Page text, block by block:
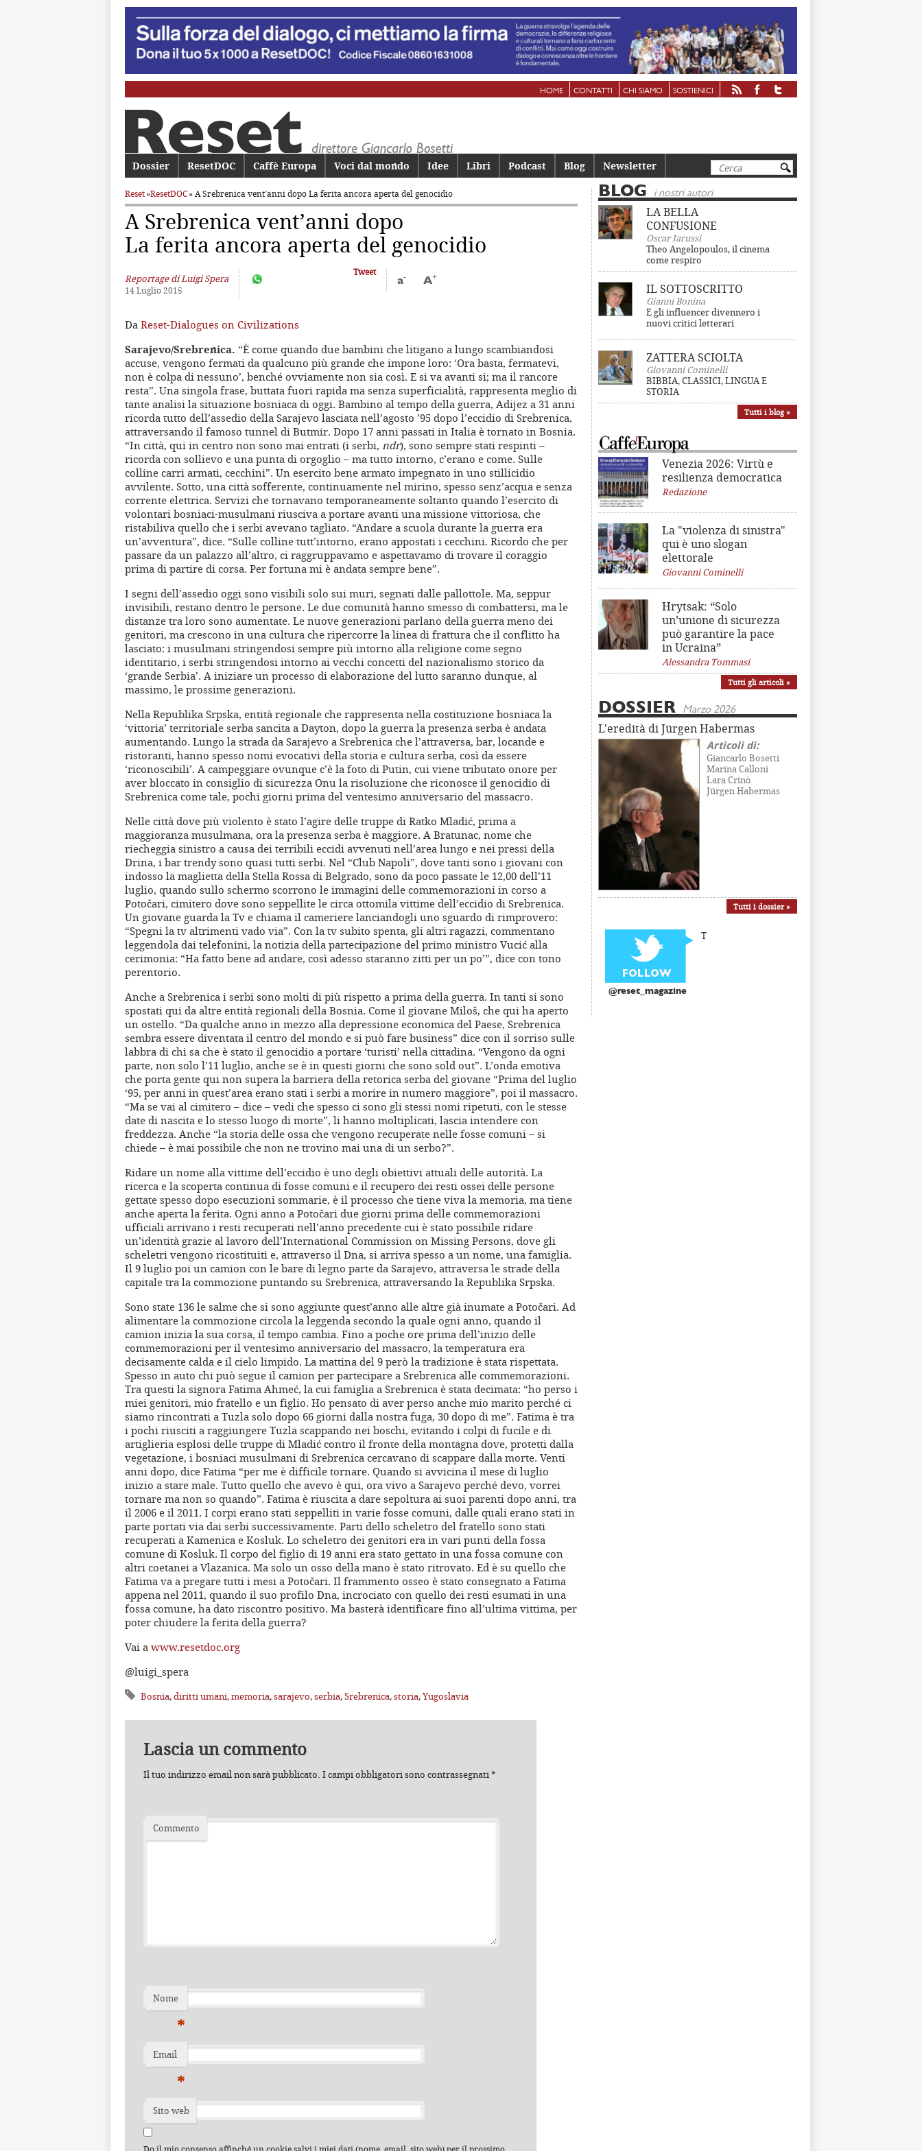
HOME CONTATTI CHI SIAMO SOSTIENICI
Cerca
Menu principale
Vai al contenuto principale
Vai al contenuto secondario
Dossier ResetDOC Caffè Europa Voci dal mondo Idee Libri Podcast Blog Newsletter
Reset»ResetDOC» A Srebrenica vent’anni dopoLa ferita ancora aperta del genocidio
A Srebrenica vent’anni dopo
La ferita ancora aperta del genocidio
Reportage di Luigi Spera
14 Luglio 2015
Tweet
a- A+
Da Reset-Dialogues on Civilizations
Sarajevo/Srebrenica. “È come quando due bambini che litigano a lungo scambiandosi
accuse, vengono fermati da qualcuno più grande che impone loro: ‘Ora basta, fermatevi,
non è colpa di nessuno’, benché ovviamente non sia così. E si va avanti si; ma il rancore
resta”. Una singola frase, buttata fuori rapida ma senza superficialità, rappresenta meglio di
tante analisi la situazione bosniaca di oggi. Bambino al tempo della guerra, Adijez a 31 anni
ricorda tutto dell’assedio della Sarajevo lasciata nell’agosto ’95 dopo l’eccidio di Srebrenica,
attraversando il famoso tunnel di Butmir. Dopo 17 anni passati in Italia è tornato in Bosnia.
“In città, qui in centro non sono mai entrati (i serbi, ndr), sono sempre stati respinti –
ricorda con sollievo e una punta di orgoglio – ma tutto intorno, c’erano e come. Sulle
colline carri armati, cecchini”. Un esercito bene armato impegnato in uno stillicidio
avvilente. Sotto, una città sofferente, continuamente nel mirino, spesso senz’acqua e senza
corrente elettrica. Servizi che tornavano temporaneamente soltanto quando l’esercito di
volontari bosniaci-musulmani riusciva a portare avanti una missione vittoriosa, che
ristabiliva quello che i serbi avevano tagliato. “Andare a scuola durante la guerra era
un’avventura”, dice. “Sulle colline tutt’intorno, erano appostati i cecchini. Ricordo che per
passare da un palazzo all’altro, ci raggruppavamo e aspettavamo di trovare il coraggio
prima di partire di corsa. Per fortuna mi è andata sempre bene”.
I segni dell’assedio oggi sono visibili solo sui muri, segnati dalle pallottole. Ma, seppur
invisibili, restano dentro le persone. Le due comunità hanno smesso di combattersi, ma le
distanze tra loro sono aumentate. Le nuove generazioni parlano della guerra meno dei
genitori, ma crescono in una cultura che ripercorre la linea di frattura che il conflitto ha
lasciato: i musulmani stringendosi sempre più intorno alla religione come segno
identitario, i serbi stringendosi intorno ai vecchi concetti del nazionalismo storico da
‘grande Serbia’. A iniziare un processo di elaborazione del lutto saranno dunque, al
massimo, le prossime generazioni.
Nella Republika Srpska, entità regionale che rappresenta nella costituzione bosniaca la
‘vittoria’ territoriale serba sancita a Dayton, dopo la guerra la presenza serba è andata
aumentando. Lungo la strada da Sarajevo a Srebrenica che l’attraversa, bar, locande e
ristoranti, hanno spesso nomi evocativi della storia e cultura serba, così da essere
‘riconoscibili’. A campeggiare ovunque c’è la foto di Putin, cui viene tributato onore per
aver bloccato in consiglio di sicurezza Onu la risoluzione che riconosce il genocidio di
Srebrenica come tale, pochi giorni prima del ventesimo anniversario del massacro.
Nelle città dove più violento è stato l’agire delle truppe di Ratko Mladić, prima a
maggioranza musulmana, ora la presenza serba è maggiore. A Bratunac, nome che
riecheggia sinistro a causa dei terribili eccidi avvenuti nell’area lungo e nei pressi della
Drina, i bar trendy sono quasi tutti serbi. Nel “Club Napoli”, dove tanti sono i giovani con
indosso la maglietta della Stella Rossa di Belgrado, sono da poco passate le 12,00 dell’11
luglio, quando sullo schermo scorrono le immagini delle commemorazioni in corso a
Potočari, cimitero dove sono seppellite le circa ottomila vittime dell’eccidio di Srebrenica.
Un giovane guarda la Tv e chiama il cameriere lanciandogli uno sguardo di rimprovero:
“Spegni la tv altrimenti vado via”. Con la tv subito spenta, gli altri ragazzi, commentano
leggendola dai telefonini, la notizia della partecipazione del primo ministro Vucić alla
cerimonia: “Ha fatto bene ad andare, così adesso staranno zitti per un po’”, dice con tono
perentorio.
Anche a Srebrenica i serbi sono molti di più rispetto a prima della guerra. In tanti si sono
spostati qui da altre entità regionali della Bosnia. Come il giovane Miloš, che qui ha aperto
un ostello. “Da qualche anno in mezzo alla depressione economica del Paese, Srebrenica
sembra essere diventata il centro del mondo e si può fare business” dice con il sorriso sulle
labbra di chi sa che è stato il genocidio a portare ‘turisti’ nella cittadina. “Vengono da ogni
parte, non solo l’11 luglio, anche se è in questi giorni che sono sold out”. L’onda emotiva
che porta gente qui non supera la barriera della retorica serba del giovane “Prima del luglio
‘95, per anni in quest’area erano stati i serbi a morire in numero maggiore”, poi il massacro.
“Ma se vai al cimitero – dice – vedi che spesso ci sono gli stessi nomi ripetuti, con le stesse
date di nascita e lo stesso luogo di morte”, li hanno moltiplicati, lascia intendere con
freddezza. Anche “la storia delle ossa che vengono recuperate nelle fosse comuni – si
chiede – è mai possibile che non ne trovino mai una di un serbo?”.
Ridare un nome alla vittime dell’eccidio è uno degli obiettivi attuali delle autorità. La
ricerca e la scoperta continua di fosse comuni e il recupero dei resti ossei delle persone
gettate spesso dopo esecuzioni sommarie, è il processo che tiene viva la memoria, ma tiene
anche aperta la ferita. Ogni anno a Potočari due giorni prima delle commemorazioni
ufficiali arrivano i resti recuperati nell’anno precedente cui è stato possibile ridare
un’identità grazie al lavoro dell’International Commission on Missing Persons, dove gli
scheletri vengono ricostituiti e, attraverso il Dna, si arriva spesso a un nome, una famiglia.
Il 9 luglio poi un camion con le bare di legno parte da Sarajevo, attraversa le strade della
capitale tra la commozione puntando su Srebrenica, attraversando la Republika Srpska.
Sono state 136 le salme che si sono aggiunte quest’anno alle altre già inumate a Potočari. Ad
alimentare la commozione circola la leggenda secondo la quale ogni anno, quando il
camion inizia la sua corsa, il tempo cambia. Fino a poche ore prima dell’inizio delle
commemorazioni per il ventesimo anniversario del massacro, la temperatura era
decisamente calda e il cielo limpido. La mattina del 9 però la tradizione è stata rispettata.
Spesso in auto chi può segue il camion per partecipare a Srebrenica alle commemorazioni.
Tra questi la signora Fatima Ahmeć, la cui famiglia a Srebrenica è stata decimata: “ho perso i
miei genitori, mio fratello e un figlio. Ho pensato di aver perso anche mio marito perché ci
siamo rincontrati a Tuzla solo dopo 66 giorni dalla nostra fuga, 30 dopo di me”. Fatima è tra
i pochi riusciti a raggiungere Tuzla scappando nei boschi, evitando i colpi di fucile e di
artiglieria esplosi delle truppe di Mladić contro il fronte della montagna dove, protetti dalla
vegetazione, i bosniaci musulmani di Srebrenica cercavano di scappare dalla morte. Venti
anni dopo, dice Fatima “per me è difficile tornare. Quando si avvicina il mese di luglio
inizio a stare male. Tutto quello che avevo è qui, ora vivo a Sarajevo perché devo, vorrei
tornare ma non so quando”. Fatima è riuscita a dare sepoltura ai suoi parenti dopo anni, tra
il 2006 e il 2011. I corpi erano stati seppelliti in varie fosse comuni, dalle quali erano stati in
parte portati via dai serbi successivamente. Parti dello scheletro del fratello sono stati
recuperati a Kamenica e Kosluk. Lo scheletro dei genitori era in vari punti della fossa
comune di Kosluk. Il corpo del figlio di 19 anni era stato gettato in una fossa comune con
altri coetanei a Vlazanica. Ma solo un osso della mano è stato ritrovato. Ed è su quello che
Fatima va a pregare tutti i mesi a Potočari. Il frammento osseo è stato consegnato a Fatima
appena nel 2011, quando il suo profilo Dna, incrociato con quello dei resti esumati in una
fossa comune, ha dato riscontro positivo. Ma basterà identificare fino all’ultima vittima, per
poter chiudere la ferita della guerra?
Vai a www.resetdoc.org
@luigi_spera
Bosnia,diritti umani,memoria,sarajevo,serbia,Srebrenica,storia,Yugoslavia
Lascia un commento
Il tuo indirizzo email non sarà pubblicato. I campi obbligatori sono contrassegnati*
Commento
Nome
*
Email
*
Sito web
BLOG i nostri autori
LA BELLA
CONFUSIONE
Oscar Iarussi
Theo Angelopoulos, il cinema
come respiro
IL SOTTOSCRITTO
Gianni Bonina
E gli influencer divennero i
nuovi critici letterari
ZATTERA SCIOLTA
Giovanni Cominelli
BIBBIA, CLASSICI, LINGUA E
STORIA
Tutti i blog »
Venezia 2026: Virtù e
resilienza democratica
Redazione
La "violenza di sinistra"
qui è uno slogan
elettorale
Giovanni Cominelli
Hrytsak: “Solo
un’unione di sicurezza
può garantire la pace
in Ucraina”
Alessandra Tommasi
Tutti gli articoli »
DOSSIER Marzo 2026
L'eredità di Jürgen Habermas
Articoli di:
Giancarlo Bosetti
Marina Calloni
Lara Crinò
Jürgen Habermas
Tutti i dossier »
@reset_magazine
T